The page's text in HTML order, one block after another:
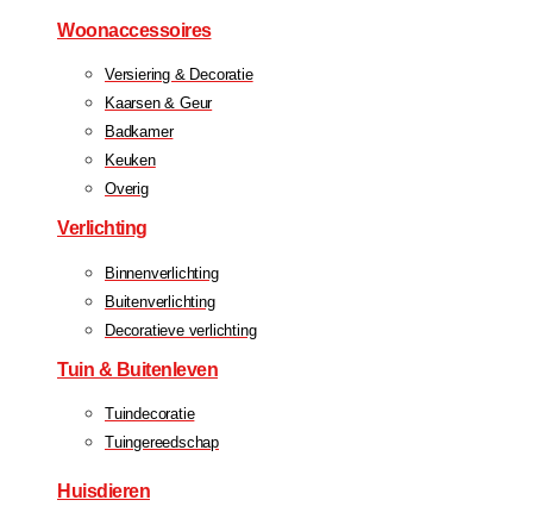
Woonaccessoires
Versiering & Decoratie
Kaarsen & Geur
Badkamer
Keuken
Overig
Verlichting
Binnenverlichting
Buitenverlichting
Decoratieve verlichting
Tuin & Buitenleven
Tuindecoratie
Tuingereedschap
Huisdieren